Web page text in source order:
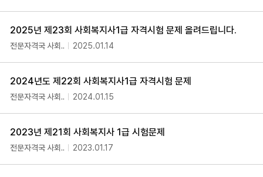
2025년 제23회 사회복지사1급 자격시험 문제 올려드립니다.
전문자격국 사회.. 2025.01.14
2024년도 제22회 사회복지사1급 자격시험 문제
전문자격국 사회.. 2024.01.15
2023년 제21회 사회복지사 1급 시험문제
전문자격국 사회.. 2023.01.17